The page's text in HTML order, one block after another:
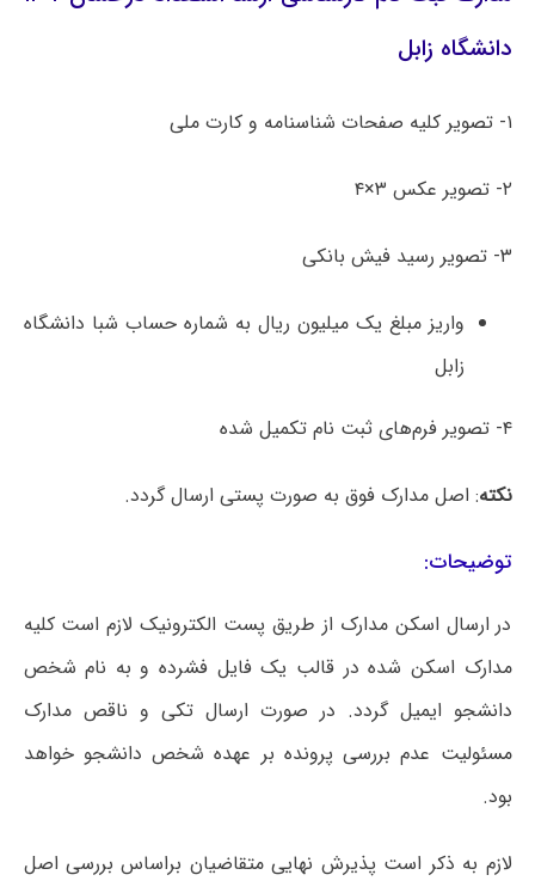
دانشگاه زابل
۱- تصویر کلیه صفحات شناسنامه و کارت ملی
۲- تصویر عکس ۳×۴
۳- تصویر رسید فیش بانکی
واریز مبلغ یک میلیون ریال به شماره حساب شبا دانشگاه
زابل
۴- تصویر فرم‌های ثبت نام تکمیل شده
نکته: اصل مدارک فوق به صورت پستی ارسال گردد.
توضیحات:
در ارسال اسکن مدارک از طریق پست الکترونیک لازم است کلیه
مدارک اسکن شده در قالب یک فایل فشرده و به نام شخص
دانشجو ایمیل گردد. در صورت ارسال تکی و ناقص مدارک
مسئولیت‌ عدم بررسی پرونده بر عهده شخص دانشجو خواهد
بود.
لازم به ذکر است پذیرش نهایی متقاضیان براساس بررسی اصل